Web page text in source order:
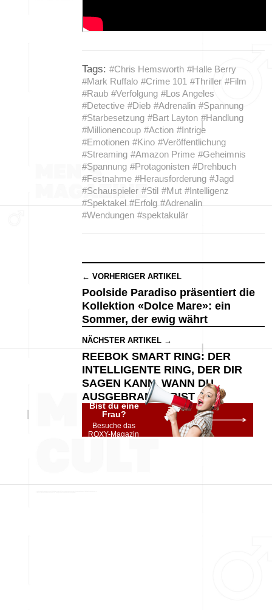
Tags: #Chris Hemsworth #Halle Berry
#Mark Ruffalo #Crime 101 #Thriller #Film
#Raub #Verfolgung #Los Angeles
#Detective #Dieb #Adrenalin #Spannung
#Starbesetzung #Bart Layton #Handlung
#Millionencoup #Action #Intrige
#Emotionen #Kino #Veröffentlichung
#Streaming #Amazon Prime #Geheimnis
#Spannung #Protagonisten #Drehbuch
#Festnahme #Herausforderung #Jagd
#Schauspieler #Stil #Mut #Intelligenz
#Spektakel #Erfolg #Adrenalin
#Wendungen #spektakulär
← VORHERIGER ARTIKEL
Poolside Paradiso präsentiert die
Kollektion «Dolce Mare»: ein
Sommer, der ewig währt
NÄCHSTER ARTIKEL →
REEBOK SMART RING: DER
INTELLIGENTE RING, DER DIR
SAGEN KANN, WANN DU
AUSGEBRANNT BIST
Bist du eine
Frau?
Besuche das
ROXY-Magazin